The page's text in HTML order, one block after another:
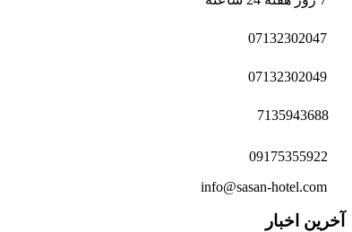
آخرین اخبار